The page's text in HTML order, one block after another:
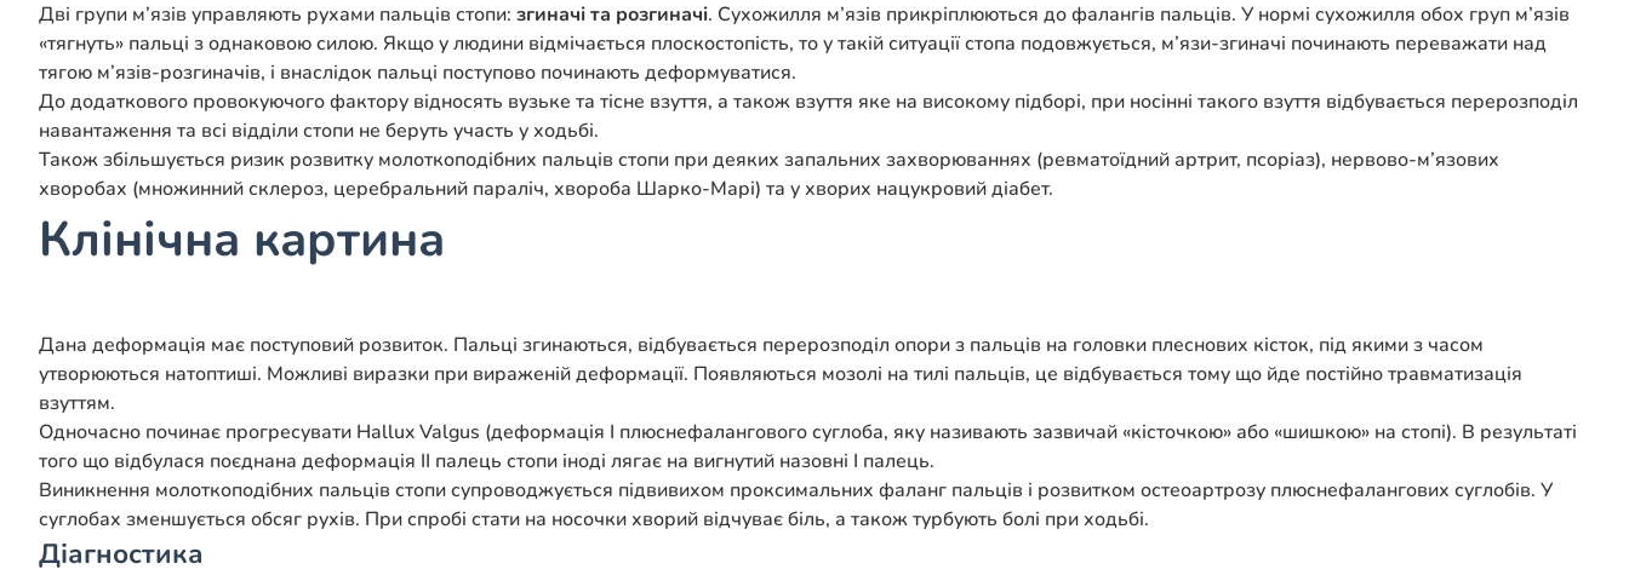
Дві групи м’язів управляють рухами пальців стопи: згиначі та розгиначі. Сухожилля м’язів прикріплюються до фалангів пальців. У нормі сухожилля обох груп м’язів
«тягнуть» пальці з однаковою силою. Якщо у людини відмічається плоскостопість, то у такій ситуації стопа подовжується, м’язи-згиначі починають переважати над
тягою м’язів-розгиначів, і внаслідок пальці поступово починають деформуватися.
До додаткового провокуючого фактору відносять вузьке та тісне взуття, а також взуття яке на високому підборі, при носінні такого взуття відбувається перерозподіл
навантаження та всі відділи стопи не беруть участь у ходьбі.
Також збільшується ризик розвитку молоткоподібних пальців стопи при деяких запальних захворюваннях (ревматоїдний артрит, псоріаз), нервово-м’язових
хворобах (множинний склероз, церебральний параліч, хвороба Шарко-Марі) та у хворих нацукровий діабет.
Клінічна картина
Дана деформація має поступовий розвиток. Пальці згинаються, відбувається перерозподіл опори з пальців на головки плеснових кісток, під якими з часом
утворюються натоптиші. Можливі виразки при вираженій деформації. Появляються мозолі на тилі пальців, це відбувається тому що йде постійно травматизація
взуттям.
Одночасно починає прогресувати Hallux Valgus (деформація I плюснефалангового суглоба, яку називають зазвичай «кісточкою» або «шишкою» на стопі). В результаті
того що відбулася поєднана деформація II палець стопи іноді лягає на вигнутий назовні I палець.
Виникнення молоткоподібних пальців стопи супроводжується підвивихом проксимальних фаланг пальців і розвитком остеоартрозу плюснефалангових суглобів. У
суглобах зменшується обсяг рухів. При спробі стати на носочки хворий відчуває біль, а також турбують болі при ходьбі.
Діагностика